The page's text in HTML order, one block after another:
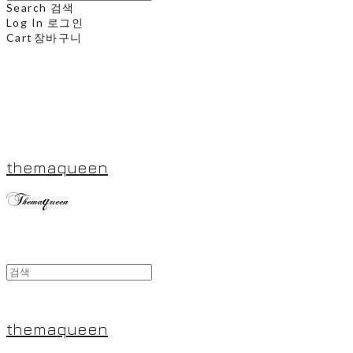
Search 검색
Log In 로그인
Cart 장바구니
themaqueen
themaqueen